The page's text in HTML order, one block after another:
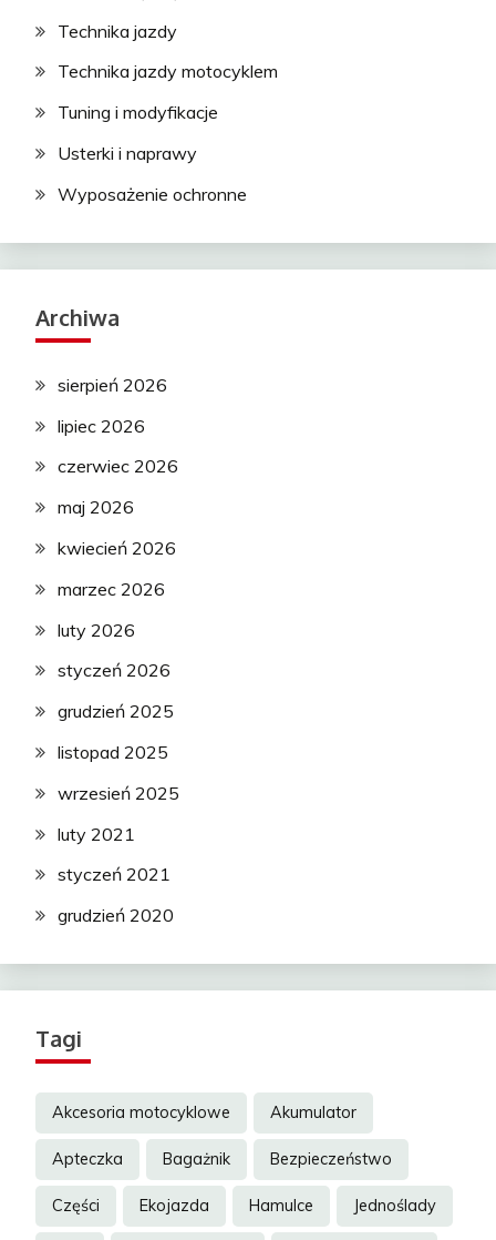
Technika jazdy
Technika jazdy motocyklem
Tuning i modyfikacje
Usterki i naprawy
Wyposażenie ochronne
Archiwa
sierpień 2026
lipiec 2026
czerwiec 2026
maj 2026
kwiecień 2026
marzec 2026
luty 2026
styczeń 2026
grudzień 2025
listopad 2025
wrzesień 2025
luty 2021
styczeń 2021
grudzień 2020
Tagi
Akcesoria motocyklowe Akumulator
Apteczka Bagażnik Bezpieczeństwo
Części Ekojazda Hamulce Jednoślady